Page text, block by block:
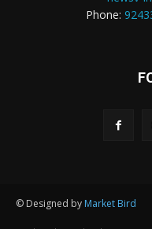
Phone:
© Designed by Market Bird